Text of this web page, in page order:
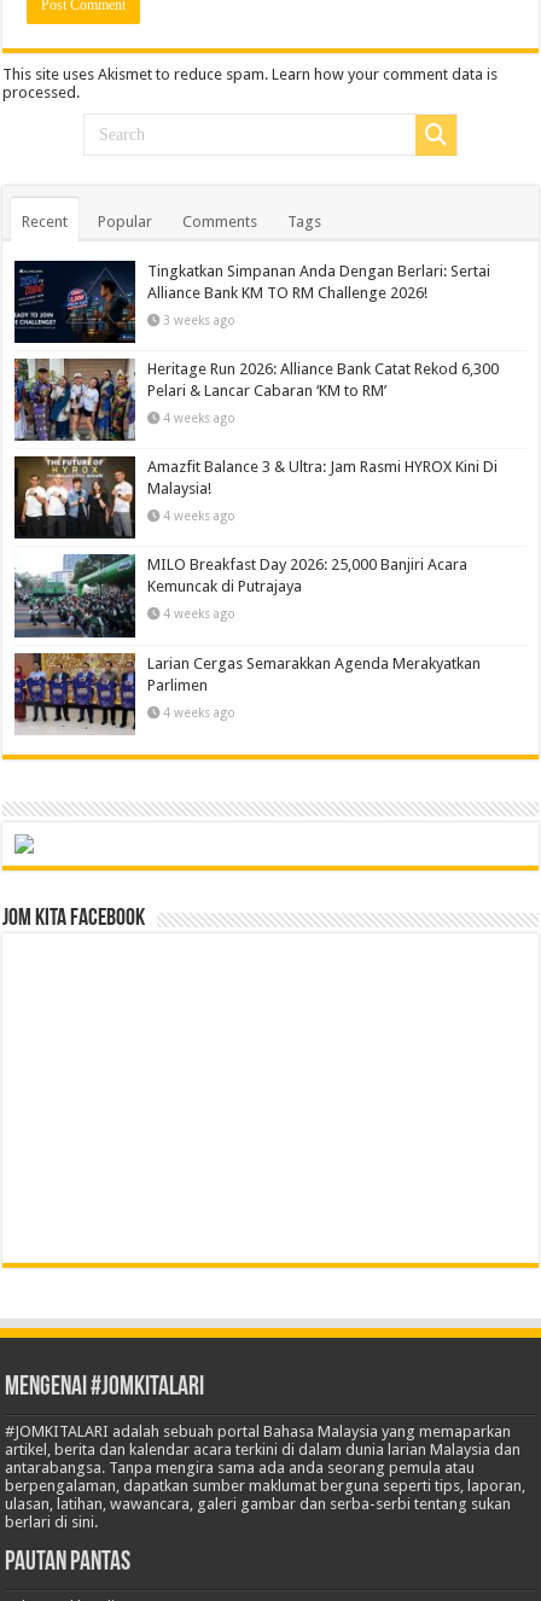
This site uses Akismet to reduce spam.Learn how your comment data is
processed.
Recent Popular Comments Tags
Tingkatkan Simpanan Anda Dengan Berlari: Sertai
Alliance Bank KM TO RM Challenge 2026!
3 weeks ago
Heritage Run 2026: Alliance Bank Catat Rekod 6,300
Pelari & Lancar Cabaran ‘KM to RM’
4 weeks ago
Amazfit Balance 3 & Ultra: Jam Rasmi HYROX Kini Di
Malaysia!
4 weeks ago
MILO Breakfast Day 2026: 25,000 Banjiri Acara
Kemuncak di Putrajaya
4 weeks ago
Larian Cergas Semarakkan Agenda Merakyatkan
Parlimen
4 weeks ago
Jom Kita Facebook
Mengenai #JOMKITALARI
#JOMKITALARI adalah sebuah portal Bahasa Malaysia yang memaparkan
artikel, berita dan kalendar acara terkini di dalam dunia larian Malaysia dan
antarabangsa. Tanpa mengira sama ada anda seorang pemula atau
berpengalaman, dapatkan sumber maklumat berguna seperti tips, laporan,
ulasan, latihan, wawancara, galeri gambar dan serba-serbi tentang sukan
berlari di sini.
Pautan Pantas